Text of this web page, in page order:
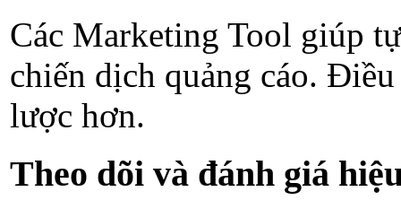
Các Marketing Tool giúp
chiến dịch quảng cáo.
lược hơn.
Theo dõi và đánh giá